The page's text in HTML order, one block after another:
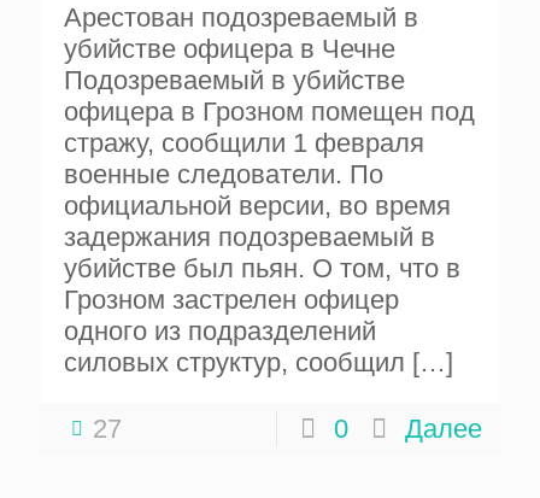
Арестован подозреваемый в
убийстве офицера в Чечне
Подозреваемый в убийстве
офицера в Грозном помещен под
стражу, сообщили 1 февраля
военные следователи. По
официальной версии, во время
задержания подозреваемый в
убийстве был пьян. О том, что в
Грозном застрелен офицер
одного из подразделений
силовых структур, сообщил […]
27 0 Далее